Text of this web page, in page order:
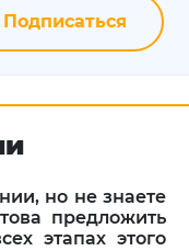
Подписаться
но не знаете
предложить
этапах этого